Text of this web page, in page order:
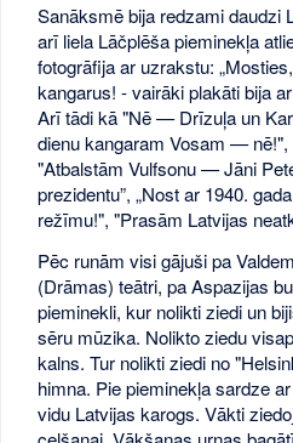
Sanāksmē bija redzami daudzi
arī liela Lāčplēša pieminekļa
fotogrāfija ar uzrakstu:
kangarus! - vairāki plakāti bija
Arī tādi kā "Nē — Drīzuļa un
dienu kangaram Vosam — nē!",
"Atbalstām Vulfsonu — Jāni
prezidentu”, „Nost ar 1940.
režīmu!", "Prasām Latvijas
Pēc runām visi gājuši pa
(Drāmas) teātri, pa Aspazijas
pieminekli, kur nolikti ziedi un
sēru mūzika. Nolikto ziedu
kalns. Tur nolikti ziedi no
himna. Pie pieminekļa sardze
vidu Latvijas karogs. Vākti